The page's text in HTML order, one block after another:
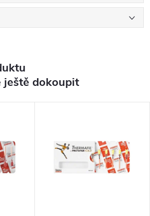
ještě dokoupit